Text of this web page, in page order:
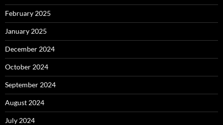
February 2025
January 2025
December 2024
October 2024
September 2024
August 2024
July 2024